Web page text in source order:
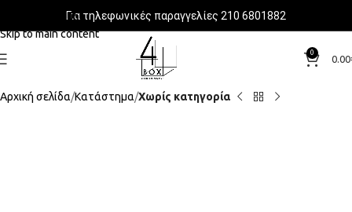
Skip to navigation
Skip to main content
Για τηλεφωνικές παραγγελίες 210 6801882
0
0.00
Αρχική σελίδα Κατάστημα Χωρίς κατηγορία